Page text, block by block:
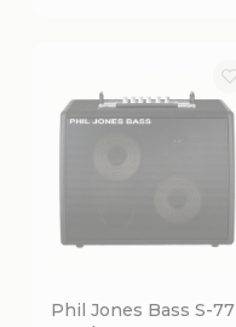
Phil Jones Bass S-77